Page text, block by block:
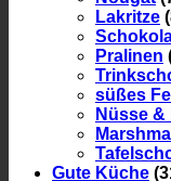
Lakritze
Pralinen
süßes
Nüsse
Gute Küche